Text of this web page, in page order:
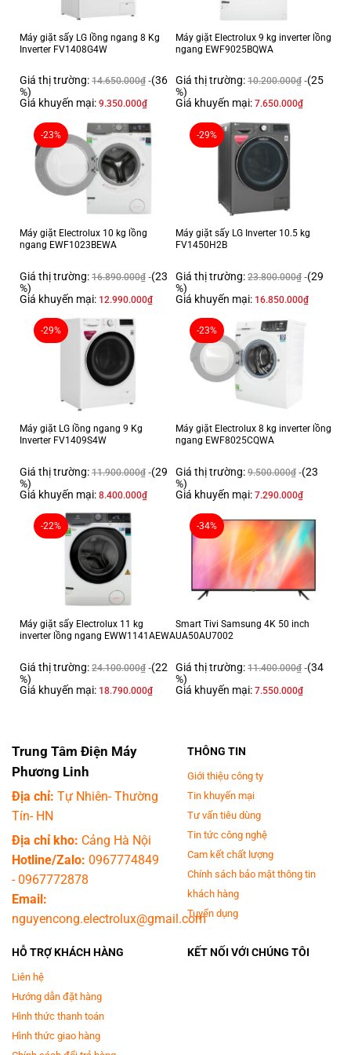
Thiết kế sang trọng, kiểu dáng hiện đại, nhỏ gọn
màu đen sang trọng kết hợp với mặt cửa tủ là thép không gỉ tạo được độ
bóng cao cho tủ. Là kiểu tủ ngăn đá trên quen thuộc nên dễ dàng kết hợp
Ngăn lấy nước bên ngoài, chế độ làm đá tự
động tiện lợi
Tủ lạnh loại 2 cửa này được trang bị cần gạt lấy nước bên ngoài, giúp
bạn dễ dàng trong việc sử dụng nước lạnh mà không phải mở tủ, tránh
lãng phí hơi lạnh. Bên cạnh đó, nhờ chế độ làm đá tự động, người dùng
phải tốn quá nhiều thời gian châm từng khay nước.
Dung tích sử dụng 374 lít, phù hợp với gia đình 3 -
4 người
Với dung tích ngăn đá là88 lítvà ngăn lạnh là286 lít, tủ lạnh LG sẽ đáp
Công nghệ Smart Inverter vận hành êm ái, giảm
dụng, từ đó tiết kiệm tiền điện khi sử dụng. Ngoài ra, cơ chế vận hành
êm ái giúp bạn không bị ảnh hưởng bởi tiếng ồn phát ra từ tủ lạnh và tăng
cường độ bền cho sản phẩm.
Máy giặt sấy LG lồng ngang 8 Kg
Inverter FV1408G4W
Giá thị trường: 14.650.000₫ (36
%)
Giá khuyến mại: 9.350.000₫
Máy giặt Electrolux 9 kg inverter lồng
ngang EWF9025BQWA
Giá thị trường: 10.200.000₫ (25
%)
Giá khuyến mại: 7.650.000₫
-23%
Máy giặt Electrolux 10 kg lồng
ngang EWF1023BEWA
Giá thị trường: 16.890.000₫ (23
%)
Giá khuyến mại: 12.990.000₫
-29%
Máy giặt sấy LG Inverter 10.5 kg
FV1450H2B
Giá thị trường: 23.800.000₫ (29
%)
Giá khuyến mại: 16.850.000₫
-29%
Máy giặt LG lồng ngang 9 Kg
Inverter FV1409S4W
Giá thị trường: 11.900.000₫ (29
%)
Giá khuyến mại: 8.400.000₫
-23%
Máy giặt Electrolux 8 kg inverter lồng
ngang EWF8025CQWA
Giá thị trường: 9.500.000₫ (23
%)
Giá khuyến mại: 7.290.000₫
-22%
Máy giặt sấy Electrolux 11 kg
inverter lồng ngang EWW1141AEWA
Giá thị trường: 24.100.000₫ (22
%)
Giá khuyến mại: 18.790.000₫
-34%
Smart Tivi Samsung 4K 50 inch
UA50AU7002
Giá thị trường: 11.400.000₫ (34
%)
Giá khuyến mại: 7.550.000₫
Trung Tâm Điện Máy
Phương Linh
Địa chỉ: Tự Nhiên- Thường
Tín- HN
Địa chỉ kho: Cảng Hà Nội
Hotline/Zalo: 0967774849
-0967772878
Email:
nguyencong.electrolux@gmail.com
THÔNG TIN
Giới thiệu công ty
Tin khuyến mại
Tư vấn tiêu dùng
Tin tức công nghệ
Cam kết chất lượng
Chính sách bảo mật thông tin
khách hàng
Tuyển dụng
HỖ TRỢ KHÁCH HÀNG
Liên hệ
Hướng dẫn đặt hàng
Hình thức thanh toán
Hình thức giao hàng
KẾT NỐI VỚI CHÚNG TÔI